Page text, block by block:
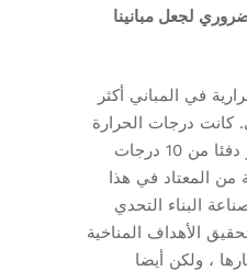
لجعل مبانينا
في المباني أكثر
درجات الحرارة
في يونيو في فرنسا أكثر دفئا من 10 درجات
مئوية من المعتاد في هذا
البناء التحدي
الأهداف المناخية
، ولكن أيضا